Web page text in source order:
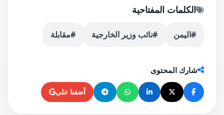
الكلمات المفتاحية
#اليمن #نائب وزير الخارجية #مقابلة
شارك المحتوى
أضفنا على